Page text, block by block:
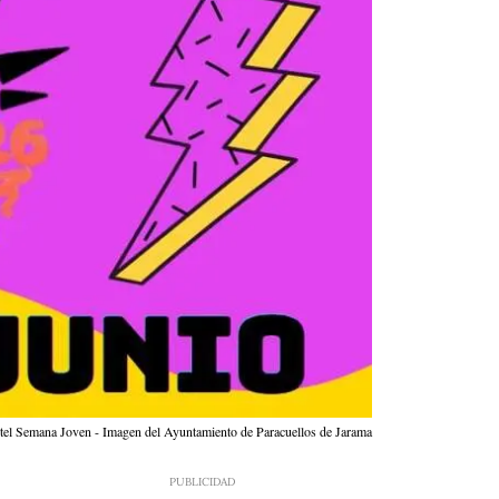
Semana Joven - Imagen del Ayuntamiento de Paracuellos de Jarama